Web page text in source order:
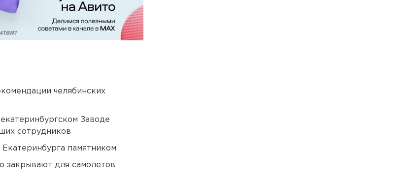
челябинских
Заводе
сотрудников
памятником
закрывают для самолетов